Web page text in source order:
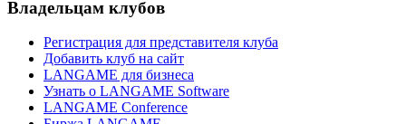
Владельцам клубов
Регистрация для представителя клуба
Добавить клуб на сайт
LANGAME для бизнеса
Узнать о LANGAME Software
LANGAME Conference